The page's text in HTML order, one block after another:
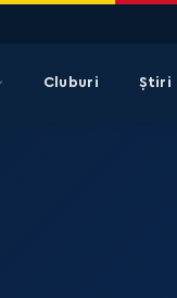
Cluburi Știri